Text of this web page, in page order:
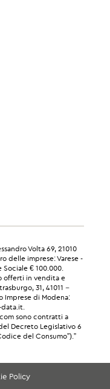
Volta 69, 21010
delle imprese: Varese -
Sociale € 100.000.
offerti in vendita e
31, 41011 –
Imprese di Modena:
data.it.
sono contratti a
Decreto Legislativo 6
del Consumo”).”
Policy